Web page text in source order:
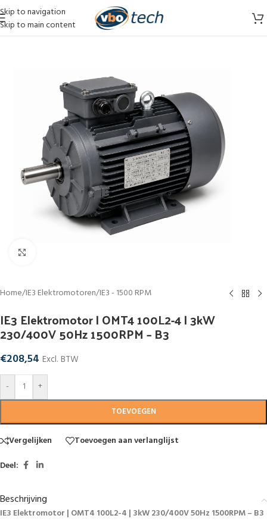
Skip to navigation
Skip to main content
Home/IE3 Elektromotoren/IE3 - 1500 RPM
IE3 Elektromotor | OMT4 100L2-4 | 3kW
230/400V 50Hz 1500RPM – B3
€208,54 Excl. BTW
-
+
TOEVOEGEN
Vergelijken
Toevoegen aan verlanglijst
Deel:
Beschrijving
IE3 Elektromotor | OMT4 100L2-4 | 3kW 230/400V 50Hz 1500RPM – B3